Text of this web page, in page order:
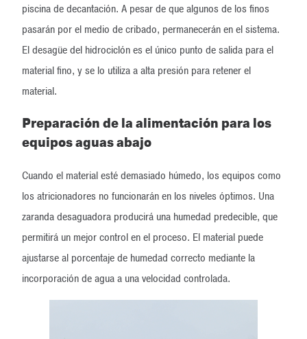
piscina de decantación. A pesar de que algunos de los finos
pasarán por el medio de cribado, permanecerán en el sistema.
El desagüe del hidrociclón es el único punto de salida para el
material fino, y se lo utiliza a alta presión para retener el
material.
Preparación de la alimentación para los
equipos aguas abajo
Cuando el material esté demasiado húmedo, los equipos como
los atricionadores no funcionarán en los niveles óptimos. Una
zaranda desaguadora producirá una humedad predecible, que
permitirá un mejor control en el proceso. El material puede
ajustarse al porcentaje de humedad correcto mediante la
incorporación de agua a una velocidad controlada.